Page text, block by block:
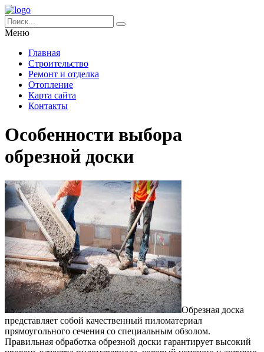
Меню
Главная
Строительство
Ремонт и отделка
Отопление
Карта сайта
Контакты
Особенности выбора
обрезной доски
Обрезная доска
представляет собой качественный пиломатериал
прямоугольного сечения со специальным обзолом.
Правильная обработка обрезной доски гарантирует высокий